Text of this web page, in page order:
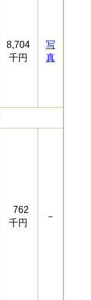
8,704
千円
写
真
762
千円
－